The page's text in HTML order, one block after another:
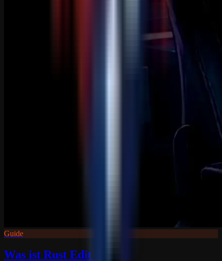
Guide
Was ist Rust Edit ?